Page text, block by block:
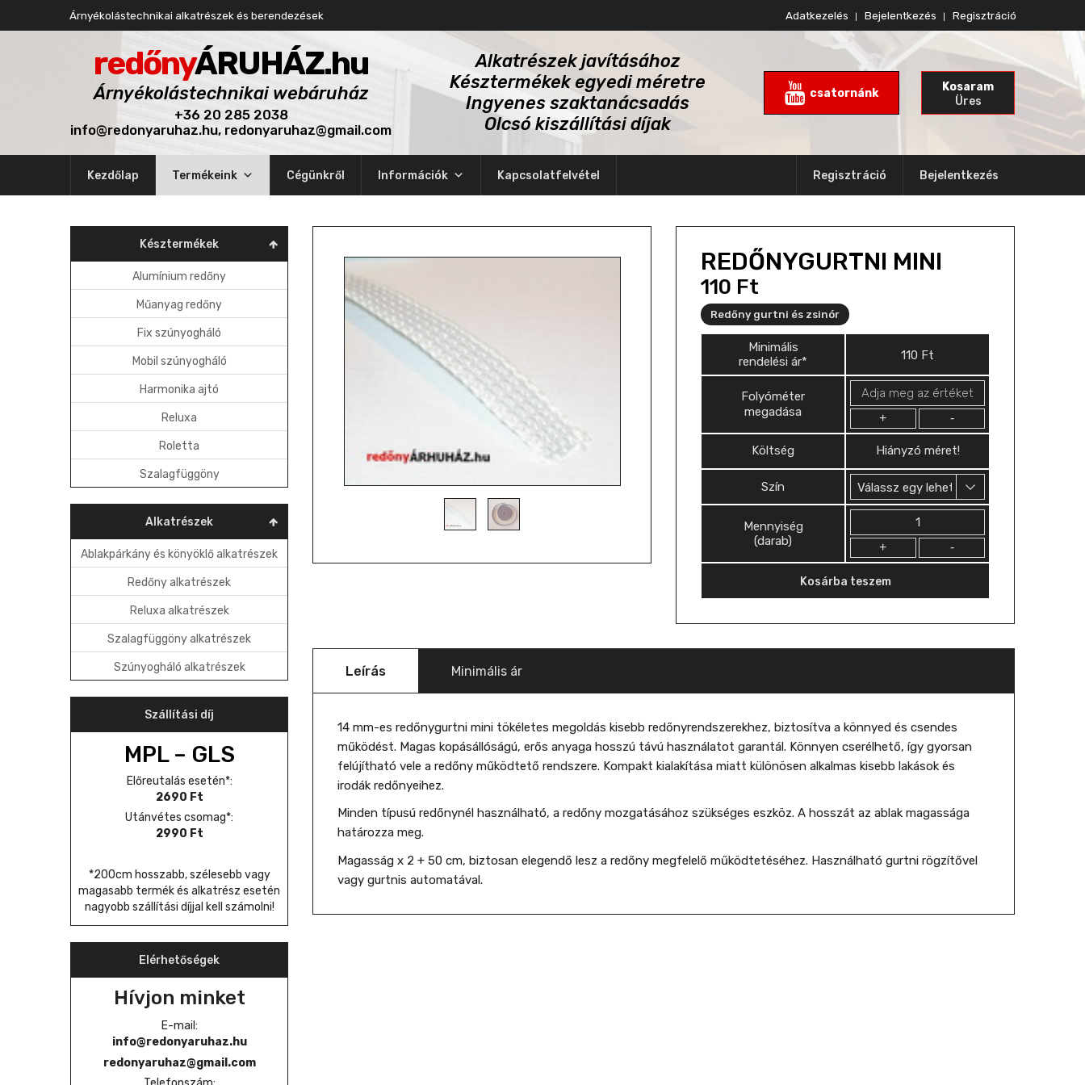
Árnyékolástechnikai alkatrészek és berendezések Adatkezelés Bejelentkezés Regisztráció
redőnyÁRUHÁZ.hu
Árnyékolástechnikai webáruház
+36 20 285 2038
info@redonyaruhaz.hu, redonyaruhaz@gmail.com
Alkatrészek javításához
Késztermékek egyedi méretre
Ingyenes szaktanácsadás
Olcsó kiszállítási díjak
csatornánk
Kosaram
Üres
Kezdőlap Termékeink Cégünkről Információk Kapcsolatfelvétel Bejelentkezés
Regisztráció
Késztermékek
Alumínium redőny
Műanyag redőny
Fix szúnyogháló
Mobil szúnyogháló
Harmonika ajtó
Reluxa
Roletta
Szalagfüggöny
Alkatrészek
Ablakpárkány és könyöklő alkatrészek
Redőny alkatrészek
Reluxa alkatrészek
Szalagfüggöny alkatrészek
Szúnyogháló alkatrészek
Szállítási díj
MPL – GLS
Előreutalás esetén*:
2690 Ft
Utánvétes csomag*:
2990 Ft
*200cm hosszabb, szélesebb vagy
magasabb termék és alkatrész esetén
nagyobb szállítási díjjal kell számolni!
Elérhetőségek
Hívjon minket
E-mail:
info@redonyaruhaz.hu
redonyaruhaz@gmail.com
REDŐNYGURTNI MINI
110 Ft
Redőny gurtni és zsinór
Minimális
rendelési ár*
110 Ft
Folyóméter
megadása
+ -
Költség Hiányzó méret!
Szín
Mennyiség
(darab)
Kosárba teszem
Leírás Minimális ár
14 mm-es redőnygurtni mini tökéletes megoldás kisebb redőnyrendszerekhez, biztosítva a könnyed és csendes
működést. Magas kopásállóságú, erős anyaga hosszú távú használatot garantál. Könnyen cserélhető, így gyorsan
felújítható vele a redőny működtető rendszere. Kompakt kialakítása miatt különösen alkalmas kisebb lakások és
irodák redőnyeihez.
Minden típusú redőnynél használható, a redőny mozgatásához szükséges eszköz. A hosszát az ablak magassága
határozza meg.
Magasság x 2 + 50 cm, biztosan elegendő lesz a redőny megfelelő működtetéséhez. Használható gurtni rögzítővel
vagy gurtnis automatával.